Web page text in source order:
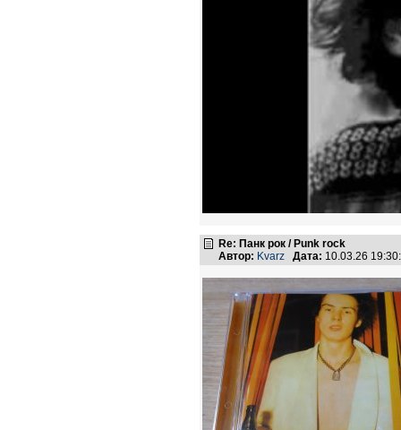
Re: Панк рок / Punk rock
Автор: Kvarz Дата: 10.03.26